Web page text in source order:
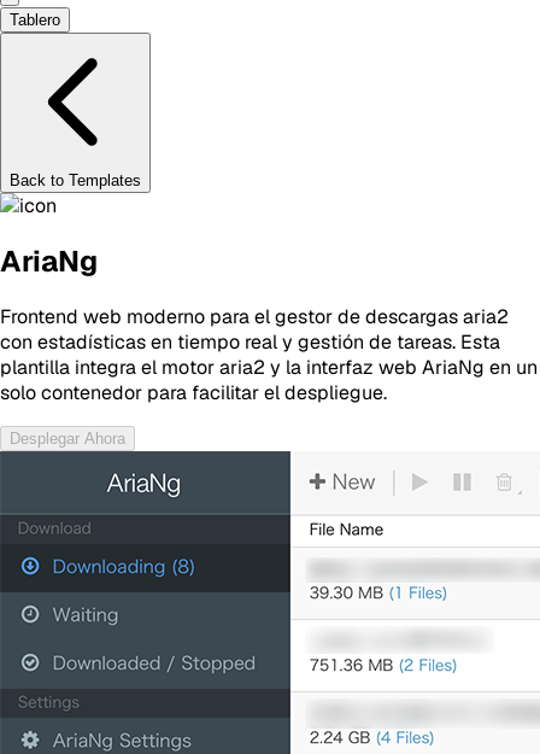
Tablero
Back to Templates
AriaNg
Frontend web moderno para el gestor de descargas aria2
con estadísticas en tiempo real y gestión de tareas. Esta
plantilla integra el motor aria2 y la interfaz web AriaNg en un
solo contenedor para facilitar el despliegue.
Desplegar Ahora